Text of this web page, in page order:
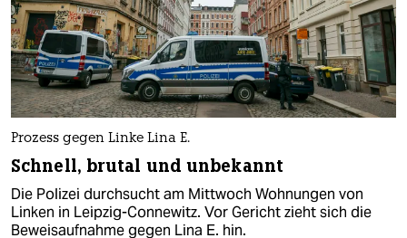
Prozess gegen Linke Lina E.
Schnell, brutal und unbekannt
Die Polizei durchsucht am Mittwoch Wohnungen von
Linken in Leipzig-Connewitz. Vor Gericht zieht sich die
Beweisaufnahme gegen Lina E. hin.